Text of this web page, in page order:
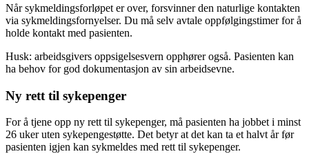
Når sykmeldingsforløpet er over, forsvinner den naturlige kontakten
via sykmeldingsfornyelser. Du må selv avtale oppfølgingstimer for å
holde kontakt med pasienten.
Husk: arbeidsgivers oppsigelsesvern opphører også. Pasienten kan
ha behov for god dokumentasjon av sin arbeidsevne.
Ny rett til sykepenger
For å tjene opp ny rett til sykepenger, må pasienten ha jobbet i minst
26 uker uten sykepengestøtte. Det betyr at det kan ta et halvt år før
pasienten igjen kan sykmeldes med rett til sykepenger.